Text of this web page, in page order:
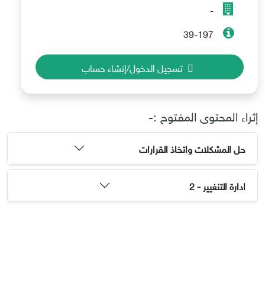
-
39-197
تسجيل الدخول/إنشاء حساب
إثراء المحتوى المفتوح :-
حل المشكلات واتخاذ القرارات
ادارة التنغيير - 2